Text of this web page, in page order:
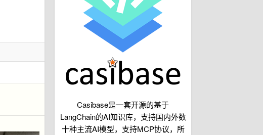
Casibase是一套开源的基于
LangChain的AI知识库，支持国内外数
十种主流AI模型，支持MCP协议，所